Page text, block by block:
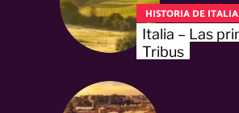
HISTORIA DE ITALIA
Italia – Las
Tribus